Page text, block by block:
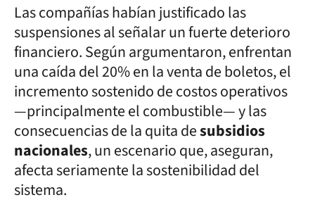
Las compañías habían justificado las
suspensiones al señalar un fuerte deterioro
financiero. Según argumentaron, enfrentan
una caída del 20% en la venta de boletos, el
incremento sostenido de costos operativos
—principalmente el combustible— y las
consecuencias de la quita desubsidios
nacionales, un escenario que, aseguran,
afecta seriamente la sostenibilidad del
sistema.